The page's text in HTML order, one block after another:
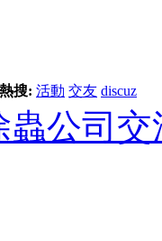
熱搜: 活動 交友 discuz
蟲公司